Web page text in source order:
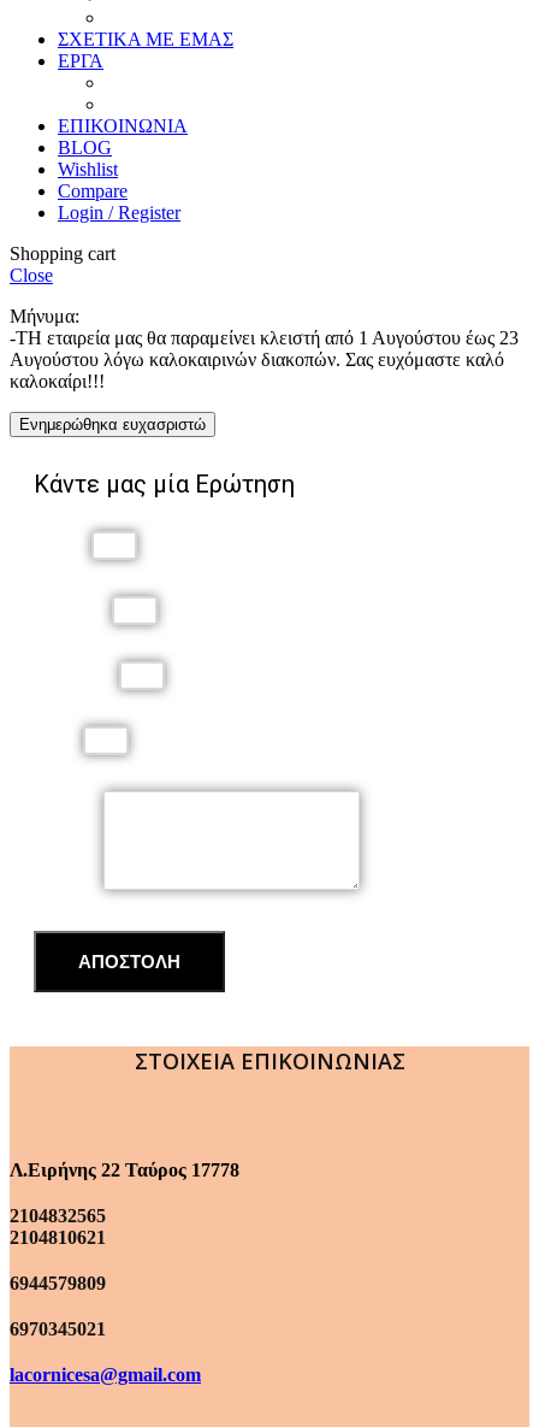
ΣΧΕΤΙΚΑ ΜΕ ΕΜΑΣ
ΕΡΓΑ
ΕΠΙΚΟΙΝΩΝΙΑ
BLOG
Wishlist
Compare
Login / Register
Shopping cart
Close
Μήνυμα:
-ΤΗ εταιρεία μας θα παραμείνει κλειστή από 1 Αυγούστου έως 23
Αυγούστου λόγω καλοκαιρινών διακοπών. Σας ευχόμαστε καλό
καλοκαίρι!!!
Ενημερώθηκα ευχασριστώ
Κάντε μας μία Ερώτηση
ΑΠΟΣΤΟΛΗ
ΣΤΟΙΧΕΙΑ ΕΠΙΚΟΙΝΩΝΙΑΣ
Λ.Ειρήνης 22 Ταύρος 17778
2104832565
2104810621
6944579809
6970345021
lacornicesa@gmail.com